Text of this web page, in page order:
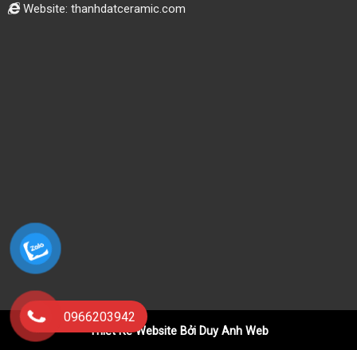
Website: thanhdatceramic.com
0966203942
Thiết Kế Website Bởi Duy Anh Web